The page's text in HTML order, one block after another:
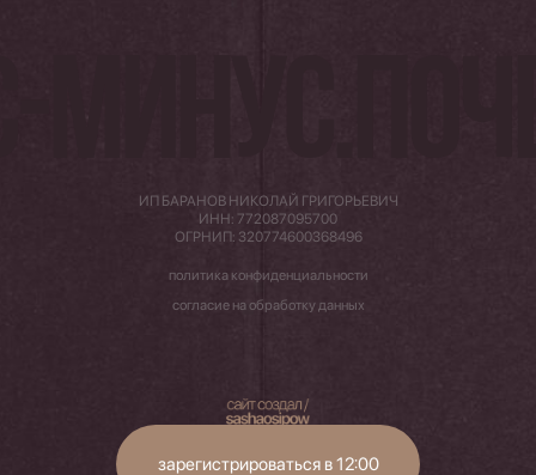
зарегистрироваться в 12:00
политика конфиденциальности
согласие на обработку данных
ИП БАРАНОВ НИКОЛАЙ ГРИГОРЬЕВИЧ
ИНН: 772087095700
ОГРНИП: 320774600368496